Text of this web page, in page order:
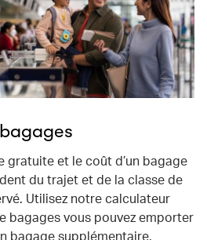
gratuite et le coût d’un bagage
du trajet et de la classe de
Utilisez notre calculateur
bagages vous pouvez emporter
bagage supplémentaire.